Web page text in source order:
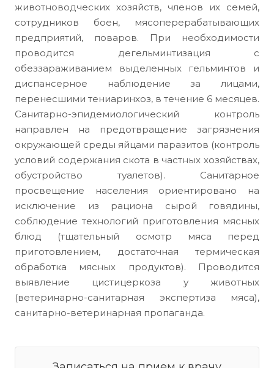
животноводческих хозяйств, членов их семей,
сотрудников боен, мясоперерабатывающих
предприятий, поваров. При необходимости
проводится дегельминтизация с
обеззараживанием выделенных гельминтов и
диспансерное наблюдение за лицами,
перенесшими тениаринхоз, в течение 6 месяцев.
Санитарно-эпидемиологический контроль
направлен на предотвращение загрязнения
окружающей среды яйцами паразитов (контроль
условий содержания скота в частных хозяйствах,
обустройство туалетов). Санитарное
просвещение населения ориентировано на
исключение из рациона сырой говядины,
соблюдение технологий приготовления мясных
блюд (тщательный осмотр мяса перед
приготовлением, достаточная термическая
обработка мясных продуктов). Проводится
выявление цистицеркоза у животных
(ветеринарно-санитарная экспертиза мяса),
санитарно-ветеринарная пропаганда.